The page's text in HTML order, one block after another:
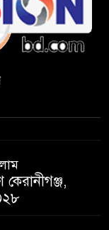
ভোগান্তিতে
কমিটির
দাবিতে